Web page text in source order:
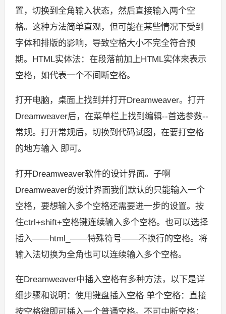
置，切换到全角输入状态，然后直接输入两个空
格。这种方法简单直观，但可能在某些情况下受到
字体和排版的影响，导致空格大小不完全符合预
期。HTML实体法：在段落前加上HTML实体来表示
空格，如代表一个不间断空格。
打开电脑，桌面上找到并打开Dreamweaver。打开
Dreamweaver后，在菜单栏上找到编辑--首选参数--
常规。打开常规后，切换到代码试图，在要打空格
的地方输入 即可。
打开Dreamweaver软件的设计界面。子啊
Dreamweaver的设计界面我们默认的只能输入一个
空格，要想输入多个空格还需要进一步的设置。按
住ctrl+shift+空格键连续输入多个空格。也可以选择
插入——html_——特殊符号——不换行的空格。将
输入法切换为全角也可以连续输入多个空格。
在Dreamweaver中插入空格有多种方法，以下是详
细步骤和说明：使用键盘插入空格 单个空格：直接
按空格键即可插入一个普通空格。不可中断空格：